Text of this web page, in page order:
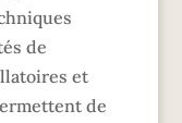
de
et
de